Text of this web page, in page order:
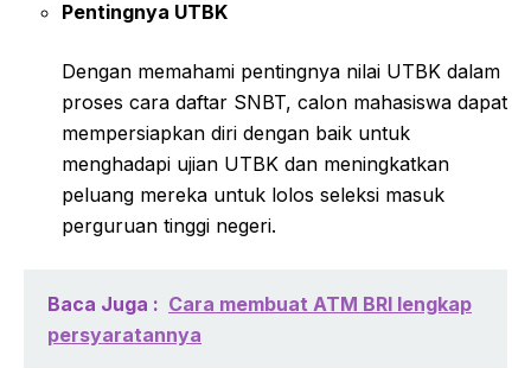
Pentingnya UTBK
Dengan memahami pentingnya nilai UTBK dalam
proses cara daftar SNBT, calon mahasiswa dapat
mempersiapkan diri dengan baik untuk
menghadapi ujian UTBK dan meningkatkan
peluang mereka untuk lolos seleksi masuk
perguruan tinggi negeri.
Baca Juga : Cara membuat ATM BRI lengkap
persyaratannya